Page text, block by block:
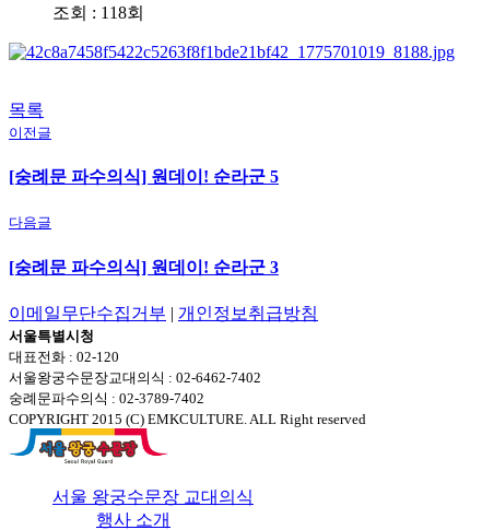
조회 : 118회
목록
이전글
[숭례문 파수의식] 원데이! 순라군 5
다음글
[숭례문 파수의식] 원데이! 순라군 3
이메일무단수집거부 | 개인정보취급방침
서울특별시청
대표전화 : 02-120
서울왕궁수문장교대의식 : 02-6462-7402
숭례문파수의식 : 02-3789-7402
COPYRIGHT 2015 (C) EMKCULTURE. ALL Right reserved
서울 왕궁수문장 교대의식
행사 소개